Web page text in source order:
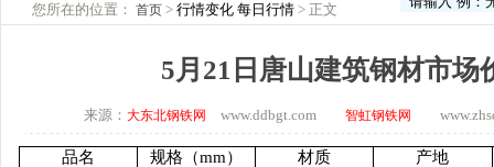
您所在的位置： 首页 > 行情变化 每日行情 > 正文
5月21日唐山建筑钢材市场
来源： 大东北钢铁网 www.ddbgt.com 智虹钢铁网
品名 规格（mm） 材质
产地